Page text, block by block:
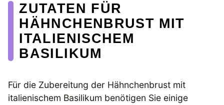
ZUTATEN FÜR
HÄHNCHENBRUST MIT
ITALIENISCHEM
BASILIKUM
Für die Zubereitung der Hähnchenbrust mit
italienischem Basilikum benötigen Sie einige